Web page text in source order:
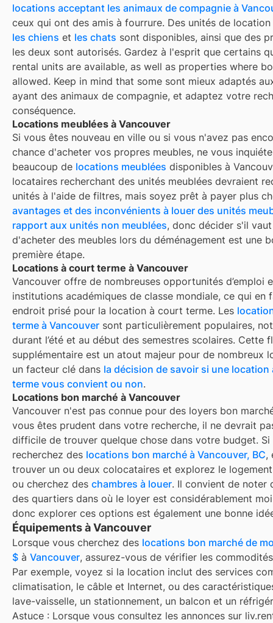
locations acceptant les animaux de compagnie à
ceux qui ont des amis à fourrure. Des unités de location
les chiens et les chats sont disponibles, ainsi que des
les deux sont autorisés. Gardez à l'esprit que certains
rental units are available, as well as properties where
allowed. Keep in mind that some sont mieux adaptés
ayant des animaux de compagnie, et adaptez votre
conséquence.
Locations meublées à Vancouver
Si vous êtes nouveau en ville ou si vous n'avez pas
chance d'acheter vos propres meubles, ne vous
beaucoup de locations meublées disponibles à
locataires recherchant des unités meublées devraient
unités à l'aide de filtres, mais soyez prêt à payer plus
avantages et des inconvénients à louer des unités
rapport aux unités non meublées, donc décider s'il
d'acheter des meubles lors du déménagement est une
première étape.
Locations à court terme à Vancouver
Vancouver offre de nombreuses opportunités d’emploi
institutions académiques de classe mondiale, ce qui en
endroit prisé pour la location à court terme. Les
terme à Vancouver sont particulièrement populaires,
durant l’été et au début des semestres scolaires. Cette
supplémentaire est un atout majeur pour de nombreux
un facteur clé dans la décision de savoir si une location
terme vous convient ou non.
Locations bon marché à Vancouver
Vancouver n'est pas connue pour des loyers bon
vous êtes prudent dans votre recherche, il ne devrait
difficile de trouver quelque chose dans votre budget. Si
recherchez des locations bon marché à Vancouver, BC,
trouver un ou deux colocataires et explorez le
ou cherchez des chambres à louer. Il convient de noter
des quartiers dans où le loyer est considérablement
donc explorer ces options est également une bonne
Équipements à Vancouver
Lorsque vous cherchez des locations bon marché de
$ à Vancouver, assurez-vous de vérifier les
Par exemple, voyez si la location inclut des services
climatisation, le câble et Internet, ou des
lave-vaisselle, un stationnement, un balcon et un
Astuce : Lorsque vous consultez les annonces sur